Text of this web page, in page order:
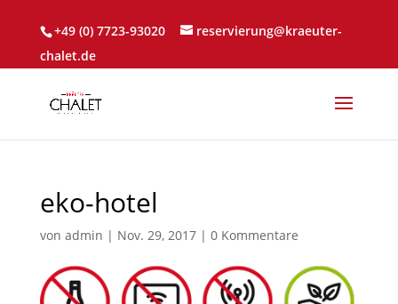
+49 (0) 7723-93020
reservierung@kraeuter-
chalet.de
eko-hotel
von admin | Nov. 29, 2017| 0 Kommentare